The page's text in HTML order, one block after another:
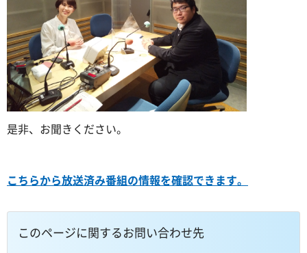
是非、お聞きください。
こちらから放送済み番組の情報を確認できます。
このページに関するお問い合わせ先